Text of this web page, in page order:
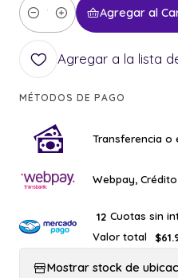
Cantidad
Agregar al
Agregar a la lista
MÉTODOS DE PAGO
Transferencia o
Webpay,
12 Cuotas sin
Valor total
Mostrar stock de